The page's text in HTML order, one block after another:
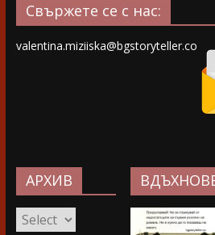
Свържете се с нас:
valentina.miziiska@bgstoryteller.co
АРХИВ
АРХИВ